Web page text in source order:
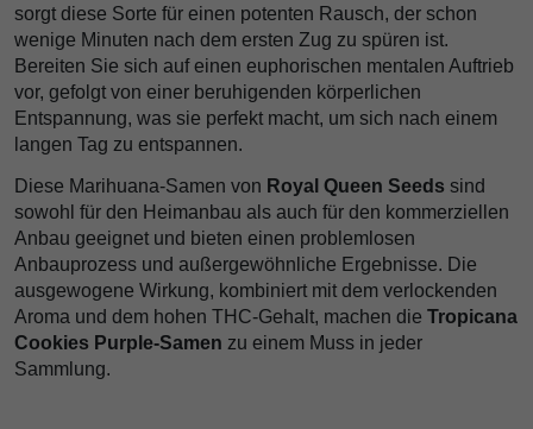
sorgt diese Sorte für einen potenten Rausch, der schon
wenige Minuten nach dem ersten Zug zu spüren ist.
Bereiten Sie sich auf einen euphorischen mentalen Auftrieb
vor, gefolgt von einer beruhigenden körperlichen
Entspannung, was sie perfekt macht, um sich nach einem
langen Tag zu entspannen.
Diese Marihuana-Samen von Royal Queen Seeds sind
sowohl für den Heimanbau als auch für den kommerziellen
Anbau geeignet und bieten einen problemlosen
Anbauprozess und außergewöhnliche Ergebnisse. Die
ausgewogene Wirkung, kombiniert mit dem verlockenden
Aroma und dem hohen THC-Gehalt, machen die Tropicana
Cookies Purple-Samen zu einem Muss in jeder
Sammlung.